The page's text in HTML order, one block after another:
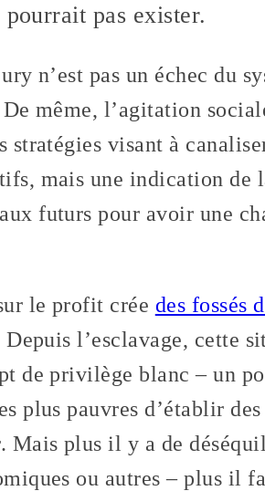
pourrait pas exister.
n’est pas un échec du
même, l’agitation
stratégies visant à
mais une indication de
futurs pour avoir une
le profit crée des fossés
l’esclavage, cette
de privilège blanc – un
plus pauvres d’établir
Mais plus il y a de
ou autres – plus il